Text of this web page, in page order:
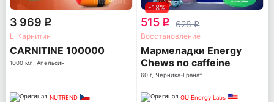
3 969 q
L-Карнитин
CARNITINE 100000
1000 мл, Апельсин
NUTREND
-18%
515 q 628q
Восстановление
Мармеладки Energy
Chews no caffeine
60 г, Черника-Гранат
GU Energy Labs